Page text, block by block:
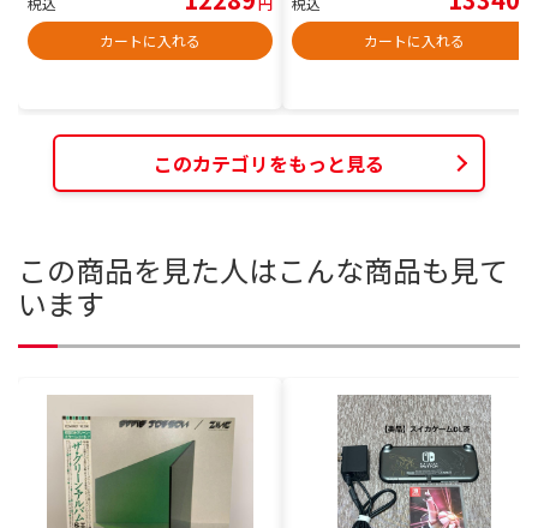
カートに入れる
カートに入れる
このカテゴリをもっと見る
この商品を見た人はこんな商品も見て
います